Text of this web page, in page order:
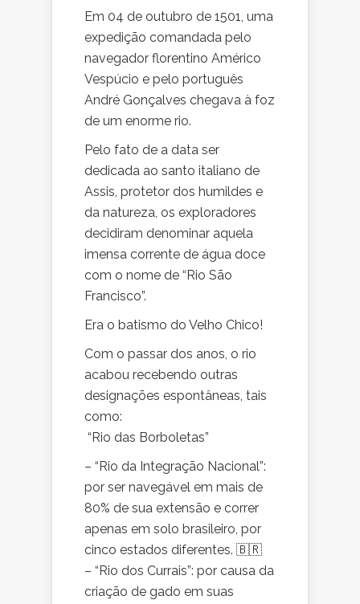
Em 04 de outubro de 1501, uma
expedição comandada pelo
navegador florentino Américo
Vespúcio e pelo português
André Gonçalves chegava à foz
de um enorme rio.
Pelo fato de a data ser
dedicada ao santo italiano de
Assis, protetor dos humildes e
da natureza, os exploradores
decidiram denominar aquela
imensa corrente de água doce
com o nome de “Rio São
Francisco”.
Era o batismo do Velho Chico!
Com o passar dos anos, o rio
acabou recebendo outras
designações espontâneas, tais
como:
“Rio das Borboletas”
– “Rio da Integração Nacional”:
por ser navegável em mais de
80% de sua extensão e correr
apenas em solo brasileiro, por
cinco estados diferentes. 🇧🇷
– “Rio dos Currais”: por causa da
criação de gado em suas